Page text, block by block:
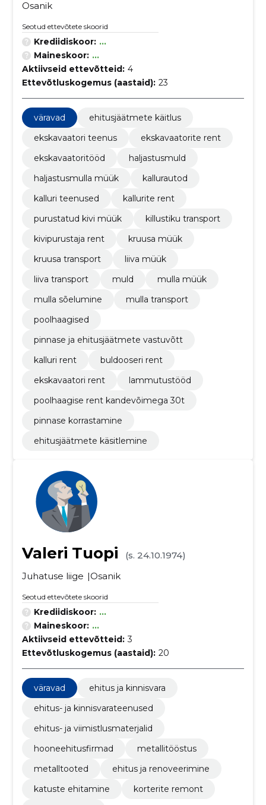
Osanik
Seotud ettevõtete skoorid
Krediidiskoor: ...
Maineskoor: ...
Aktiivseid ettevõtteid: 4
Ettevõtluskogemus (aastaid): 23
väravad
ehitusjäätmete käitlus
ekskavaatori teenus
ekskavaatorite rent
ekskavaatoritööd
haljastusmuld
haljastusmulla müük
kallurautod
kalluri teenused
kallurite rent
purustatud kivi müük
killustiku transport
kivipurustaja rent
kruusa müük
kruusa transport
liiva müük
liiva transport
muld
mulla müük
mulla sõelumine
mulla transport
poolhaagised
pinnase ja ehitusjäätmete vastuvõtt
kalluri rent
buldooseri rent
ekskavaatori rent
lammutustööd
poolhaagise rent kandevõimega 30t
pinnase korrastamine
ehitusjäätmete käsitlemine
Valeri Tuopi
(s. 24.10.1974)
Juhatuse liige
Osanik
Seotud ettevõtete skoorid
Krediidiskoor: ...
Maineskoor: ...
Aktiivseid ettevõtteid: 3
Ettevõtluskogemus (aastaid): 20
väravad
ehitus ja kinnisvara
ehitus- ja kinnisvarateenused
ehitus- ja viimistlusmaterjalid
hooneehitusfirmad
metallitööstus
metalltooted
ehitus ja renoveerimine
katuste ehitamine
korterite remont